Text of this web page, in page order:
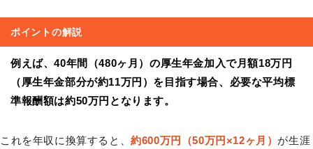
ポイントの解説
例えば、40年間（480ヶ月）の厚生年金加入で月額18万円
（厚生年金部分が約11万円）を目指す場合、必要な平均標
準報酬額は約50万円となります。
これを年収に換算すると、約600万円（50万円×12ヶ月） が生涯